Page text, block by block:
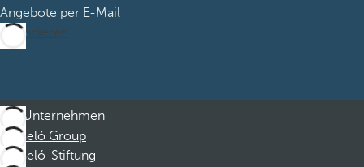
Angebote per E-Mail
Abonnieren
Unternehmen
Barceló Group
Barceló-Stiftung